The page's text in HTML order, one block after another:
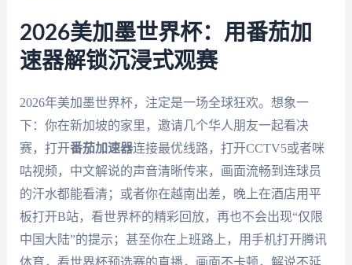
2026美加墨世界杯：用番茄加
速器解锁沉浸式观赛
2026年美加墨世界杯，注定是一场全球狂欢。想象一
下：你在新加坡的家里，邀请几个华人朋友一起看决
赛，打开番茄加速器连接最优线路，打开CCTV5或者咪
咕视频，中文解说的声音清晰传来，画面流畅到连球员
的汗水都能看清；或者你在越南出差，晚上在酒店用平
板打开B站，看世界杯的精彩回放，再也不会出现“仅限
中国大陆”的提示；甚至你在上班路上，用手机打开腾讯
体育，看世界杯预选赛的直播，画面不卡顿，解说不延